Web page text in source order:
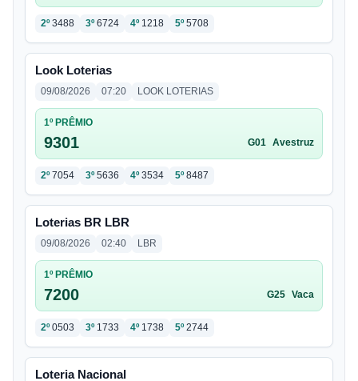
2º 3488 3º 6724 4º 1218 5º 5708
Look Loterias
09/08/2026 07:20 LOOK LOTERIAS
1º PRÊMIO
9301 G01 Avestruz
2º 7054 3º 5636 4º 3534 5º 8487
Loterias BR LBR
09/08/2026 02:40 LBR
1º PRÊMIO
7200 G25 Vaca
2º 0503 3º 1733 4º 1738 5º 2744
Loteria Nacional